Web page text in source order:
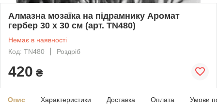
Алмазна мозаїка на підрамнику Аромат
гербер 30 х 30 см (арт. TN480)
Немає в наявності
Код: TN480
Роздріб
420 ₴
Опис Характеристики Доставка Оплата Умови